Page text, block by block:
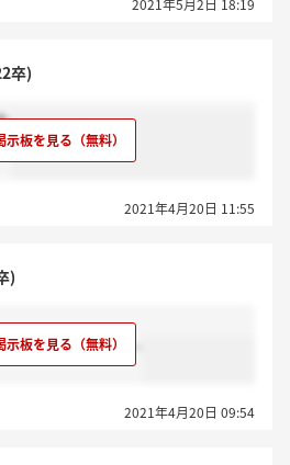
2021年5月2日 18:19
卒)
2021年4月20日 11:55
)
もうやばいです…
2021年4月20日 09:54